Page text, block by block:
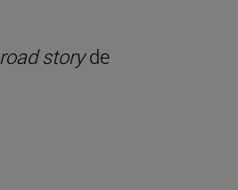
road storyde